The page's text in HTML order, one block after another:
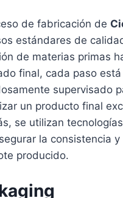
de fabricación de
estándares de
de materias primas
final, cada paso está
supervisado
un producto final
se utilizan
la consistencia
producido.